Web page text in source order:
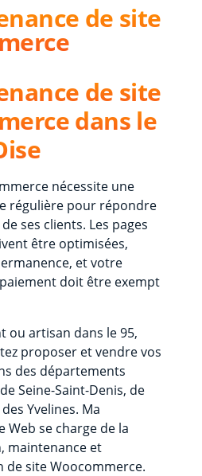
de site
de site
dans le
nécessite une
régulière pour répondre
ses clients. Les pages
être optimisées,
et votre
doit être exempt
ou artisan dans le 95,
proposer et vendre vos
des départements
Seine-Saint-Denis, de
Yvelines. Ma
Web se charge de la
maintenance et
de site Woocommerce.